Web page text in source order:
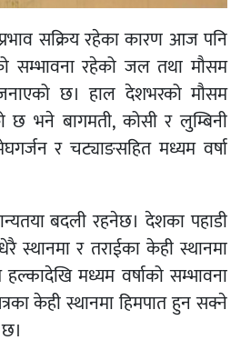
सक्रिय रहेका कारण आज पनि
सम्भावना रहेको जल तथा मौसम
छ। हाल देशभरको मौसम
छ भने बागमती, कोसी र लुम्बिनी
र चट्याङसहित मध्यम वर्षा
बदली रहनेछ। देशका पहाडी
स्थानमा र तराईका केही स्थानमा
मध्यम वर्षाको सम्भावना
केही स्थानमा हिमपात हुन सक्ने